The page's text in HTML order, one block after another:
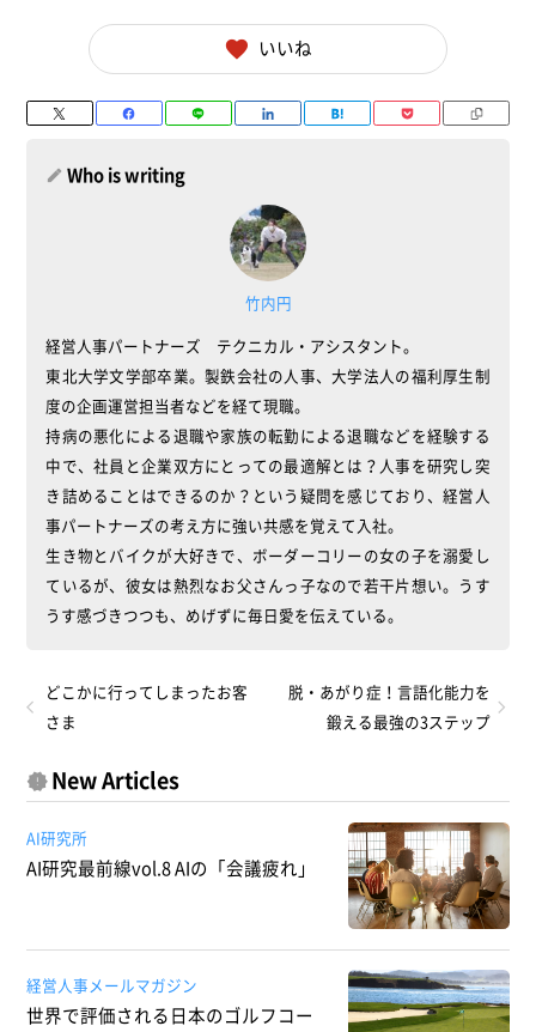
いいね
Who is writing
竹内円
経営人事パートナーズ テクニカル・アシスタント。
東北大学文学部卒業。製鉄会社の人事、大学法人の福利厚生制
度の企画運営担当者などを経て現職。
持病の悪化による退職や家族の転勤による退職などを経験する
中で、社員と企業双方にとっての最適解とは？人事を研究し突
き詰めることはできるのか？という疑問を感じており、経営人
事パートナーズの考え方に強い共感を覚えて入社。
生き物とバイクが大好きで、ボーダーコリーの女の子を溺愛し
ているが、彼女は熱烈なお父さんっ子なので若干片想い。うす
うす感づきつつも、めげずに毎日愛を伝えている。
脱・あがり症！言語化能力を
鍛える最強の3ステップ
どこかに行ってしまったお客
さま
New Articles
AI研究所
AI研究最前線vol.8 AIの「会議疲れ」
経営人事メールマガジン
世界で評価される日本のゴルフコー